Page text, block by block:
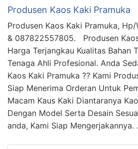
Produsen Kaos Kaki Pramuka
Produsen Kaos Kaki Pramuka,
& 087822557805. Produsen
Harga Terjangkau Kualitas Bahan
Tenaga Ahli Profesional. Anda
Kaos Kaki Pramuka ?? Kami
Siap Menerima Orderan Untuk
Macam Kaus Kaki Diantaranya
Dengan Model Serta Desain
anda, Kami Siap Mengerjakannya.